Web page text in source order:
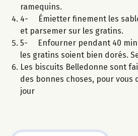
ramequins.
4- Émietter finement les
et parsemer sur les gratins.
5- Enfourner pendant 40
les gratins soient bien dorés.
Les biscuits Belledonne sont
des bonnes choses, pour vous
jour